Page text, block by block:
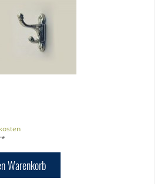
Warenkorb